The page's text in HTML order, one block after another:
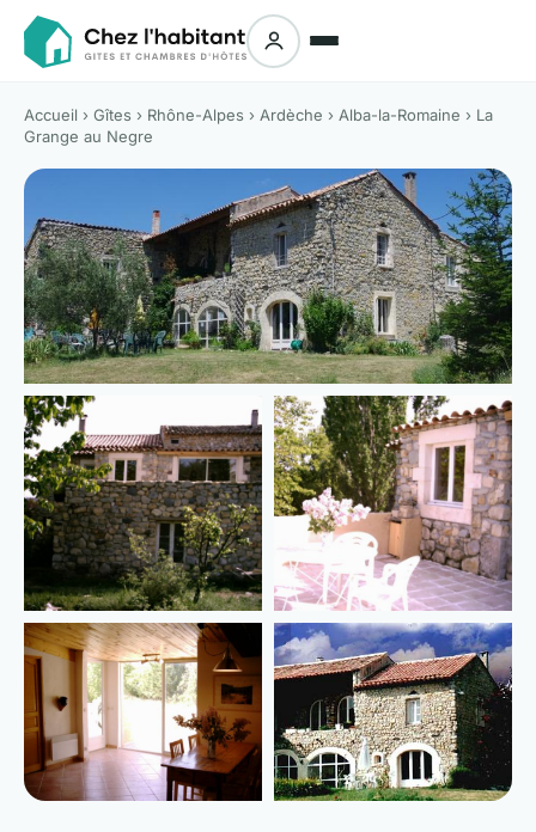
Accueil › Gîtes › Rhône-Alpes › Ardèche › Alba-la-Romaine › La
Grange au Negre